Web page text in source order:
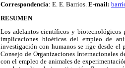
Correspondencia: E. E. Barrios. E-mail:
RESUMEN
Los adelantos científicos y biotecnológicos
implicaciones bioéticas del empleo de
investigación con humanos se rige desde
Consejo de Organizaciones Internacionales
con el empleo de animales de